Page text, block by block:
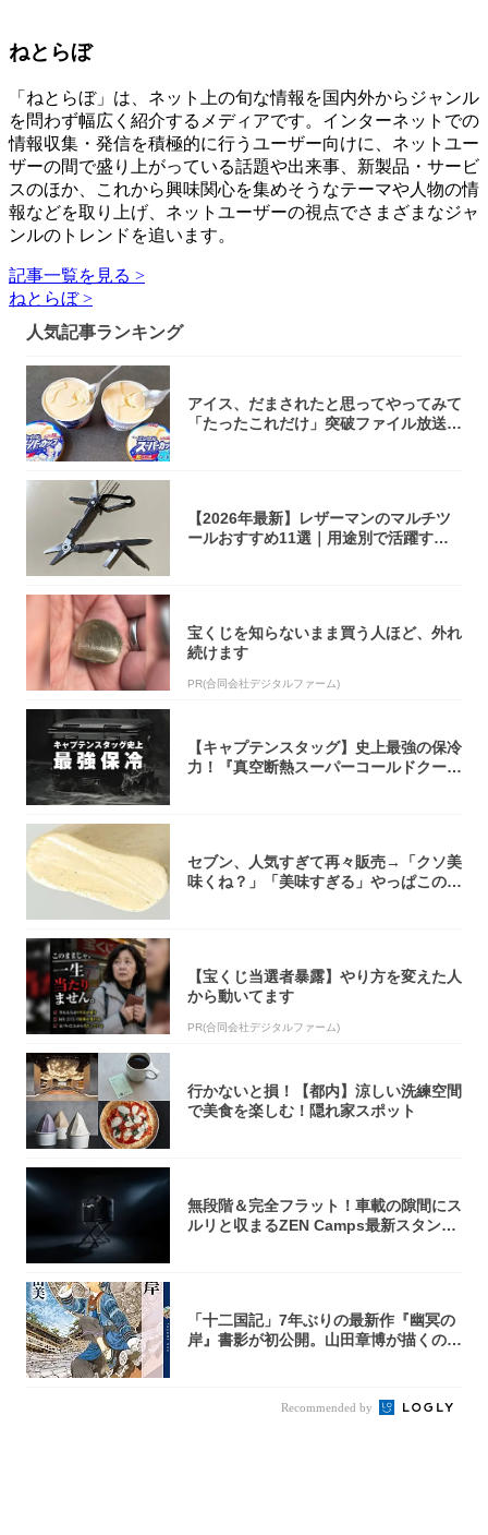
ねとらぼ
「ねとらぼ」は、ネット上の旬な情報を国内外からジャンル
を問わず幅広く紹介するメディアです。インターネットでの
情報収集・発信を積極的に行うユーザー向けに、ネットユー
ザーの間で盛り上がっている話題や出来事、新製品・サービ
スのほか、これから興味関心を集めそうなテーマや人物の情
報などを取り上げ、ネットユーザーの視点でさまざまなジャ
ンルのトレンドを追います。
記事一覧を見る >
ねとらぼ >
人気記事ランキング
アイス、だまされたと思ってやってみて
「たったこれだけ」突破ファイル放送で
【2026年最新】レザーマンのマルチツ
ールおすすめ11選｜用途別で活躍する
宝くじを知らないまま買う人ほど、外れ
続けます
PR(合同会社デジタルファーム)
【キャプテンスタッグ】史上最強の保冷
力！『真空断熱スーパーコールドクーラ
セブン、人気すぎて再々販売→「クソ美
味くね？」「美味すぎる」やっぱこのク
【宝くじ当選者暴露】やり方を変えた人
から動いてます
PR(合同会社デジタルファーム)
行かないと損！【都内】涼しい洗練空間
で美食を楽しむ！隠れ家スポット
無段階＆完全フラット！車載の隙間にス
ルリと収まるZEN Camps最新スタンド
「十二国記」7年ぶりの最新作『幽冥の
岸』書影が初公開。山田章博が描くのは
Recommended by